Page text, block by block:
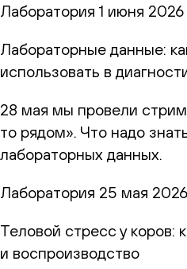
Лаборатория 1 июня 2026
Лабораторные данные:
использовать в
28 мая мы провели
то рядом». Что надо
лабораторных данных.
Лаборатория 25 мая 2026
Теловой стресс у коров:
и воспроизводство